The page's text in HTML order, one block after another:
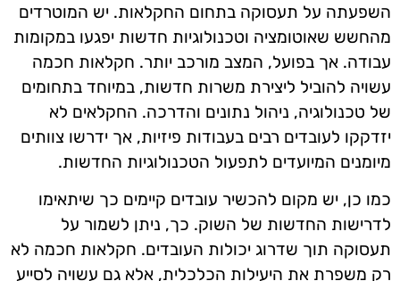
השפעתה על תעסוקה בתחום החקלאות. יש המוטרדים
מהחשש שאוטומציה וטכנולוגיות חדשות יפגעו במקומות
עבודה. אך בפועל, המצב מורכב יותר. חקלאות חכמה
עשויה להוביל ליצירת משרות חדשות, במיוחד בתחומים
של טכנולוגיה, ניהול נתונים והדרכה. החקלאים לא
יזדקקו לעובדים רבים בעבודות פיזיות, אך ידרשו צוותים
מיומנים המיועדים לתפעול הטכנולוגיות החדשות.
כמו כן, יש מקום להכשיר עובדים קיימים כך שיתאימו
לדרישות החדשות של השוק. כך, ניתן לשמור על
תעסוקה תוך שדרוג יכולות העובדים. חקלאות חכמה לא
רק משפרת את היעילות הכלכלית, אלא גם עשויה לסייע